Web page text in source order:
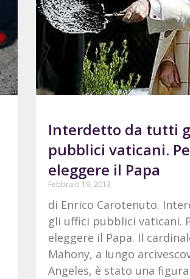
Interdetto da tutti
pubblici vaticani.
eleggere il Papa
Febbraio 19, 2013
di Enrico Carotenuto.
gli uffici pubblici vaticani.
eleggere il Papa. Il
Mahony, a lungo
Angeles, è stato una